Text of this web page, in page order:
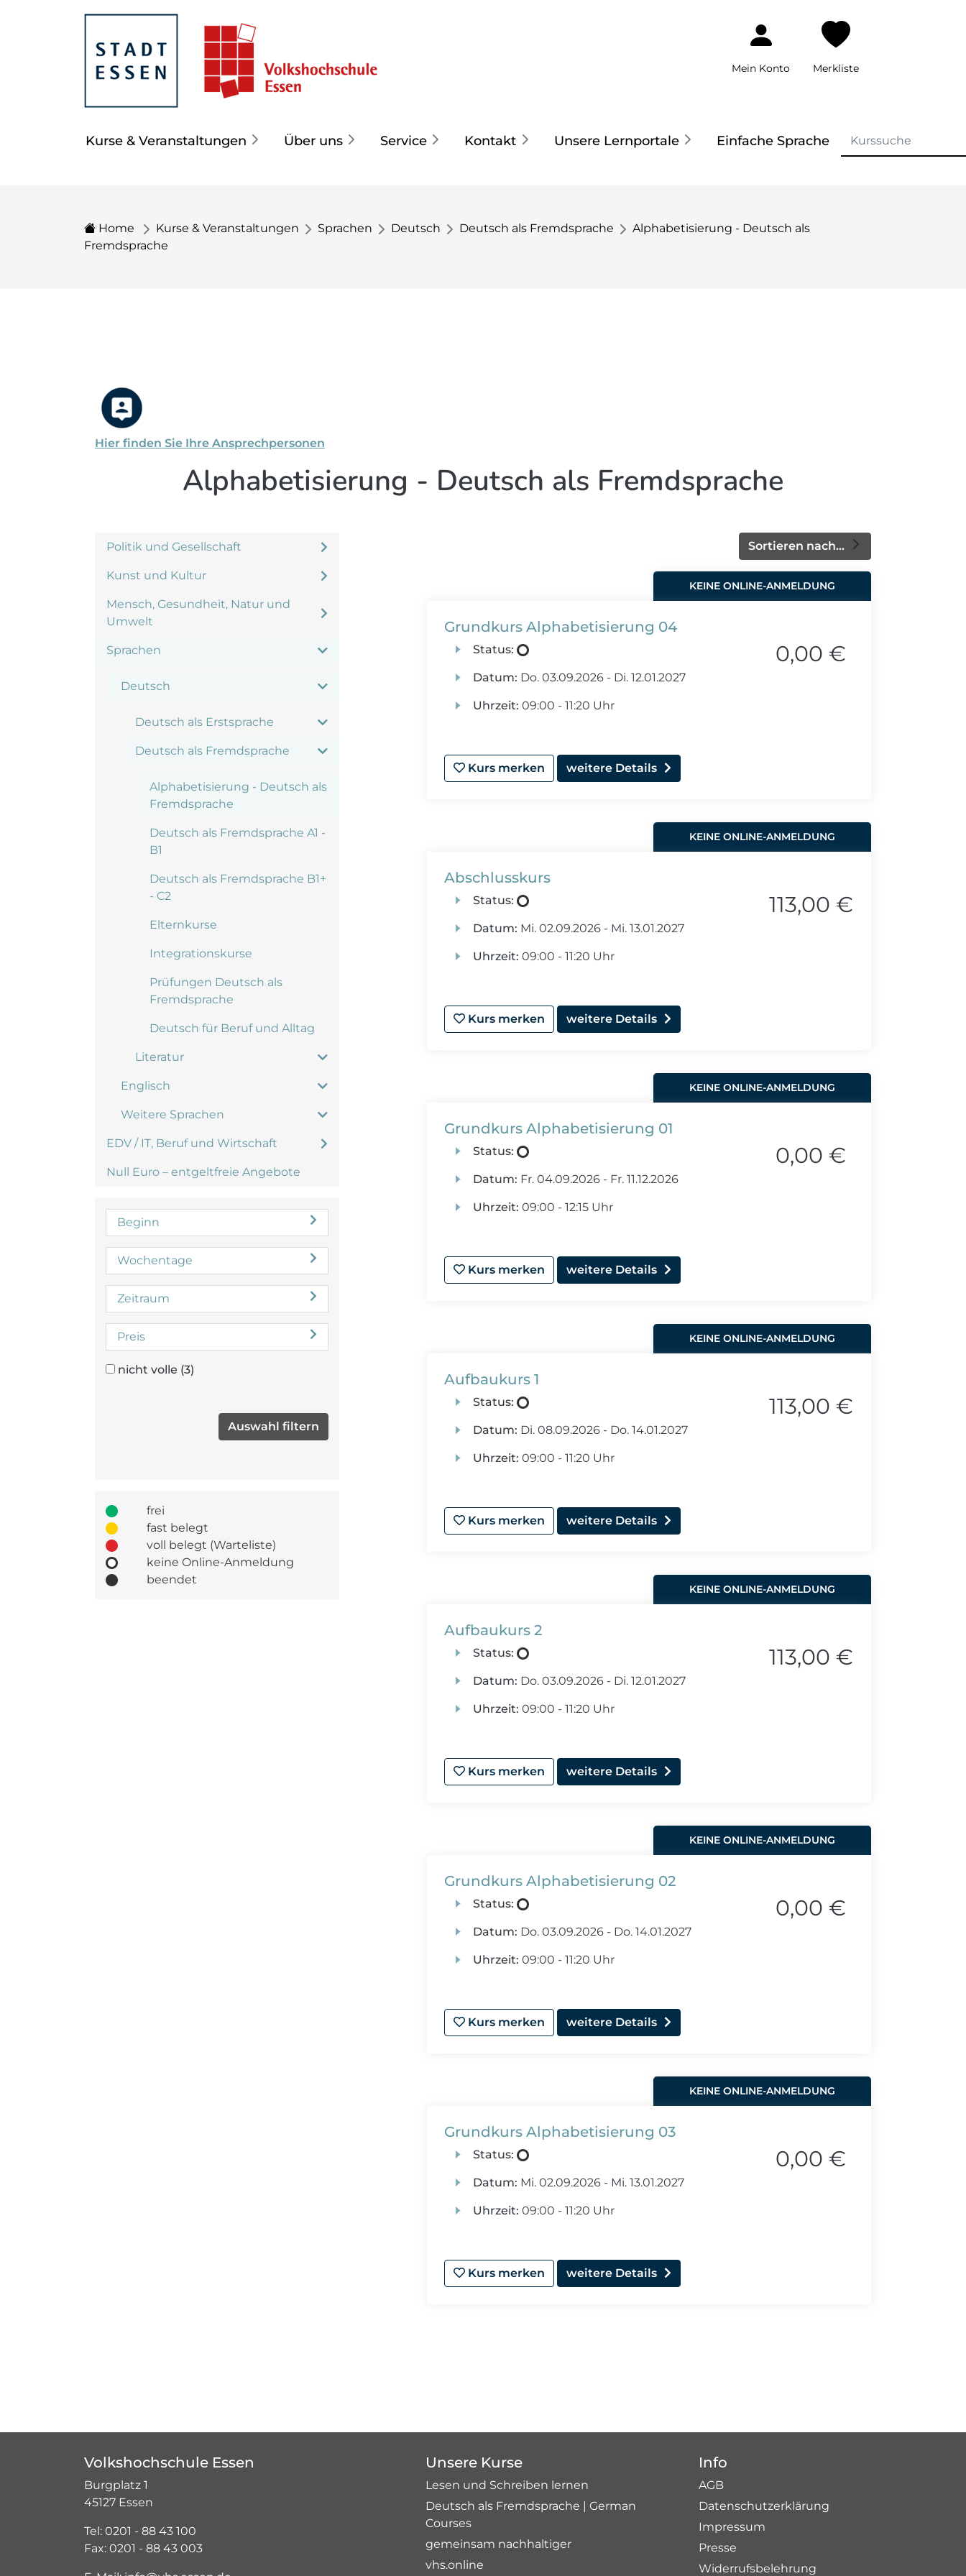
Mein Konto Merkliste
Kurse & Veranstaltungen Über uns Service Kontakt Unsere Lernportale Einfache Sprache
Home Kurse & Veranstaltungen Sprachen Deutsch Deutsch als Fremdsprache
Alphabetisierung - Deutsch als
Fremdsprache
Hier finden Sie Ihre Ansprechpersonen
Alphabetisierung - Deutsch als Fremdsprache
Politik und Gesellschaft
Kunst und Kultur
Mensch, Gesundheit, Natur und
Umwelt
Sprachen
Deutsch
Deutsch als Erstsprache
Deutsch als Fremdsprache
Alphabetisierung - Deutsch als
Fremdsprache
Deutsch als Fremdsprache A1 -
B1
Deutsch als Fremdsprache B1+
- C2
Elternkurse
Integrationskurse
Prüfungen Deutsch als
Fremdsprache
Deutsch für Beruf und Alltag
Literatur
Englisch
Weitere Sprachen
EDV / IT, Beruf und Wirtschaft
Null Euro – entgeltfreie Angebote
Beginn
Wochentage
Zeitraum
Preis
nicht volle (3)
frei
fast belegt
voll belegt (Warteliste)
keine Online-Anmeldung
beendet
Sortieren nach...
KEINE ONLINE-ANMELDUNG
Grundkurs Alphabetisierung 04
Status:
Datum: Do.03.09.2026 - Di.12.01.2027
Uhrzeit: 09:00 - 11:20 Uhr
0,00 €
Kurs merken weitere Details
KEINE ONLINE-ANMELDUNG
Abschlusskurs
Status:
Datum: Mi.02.09.2026 - Mi.13.01.2027
Uhrzeit: 09:00 - 11:20 Uhr
113,00 €
Kurs merken weitere Details
KEINE ONLINE-ANMELDUNG
Grundkurs Alphabetisierung 01
Status:
Datum: Fr.04.09.2026 - Fr.11.12.2026
Uhrzeit: 09:00 - 12:15 Uhr
0,00 €
Kurs merken weitere Details
KEINE ONLINE-ANMELDUNG
Aufbaukurs 1
Status:
Datum: Di.08.09.2026 - Do.14.01.2027
Uhrzeit: 09:00 - 11:20 Uhr
113,00 €
Kurs merken weitere Details
KEINE ONLINE-ANMELDUNG
Aufbaukurs 2
Status:
Datum: Do.03.09.2026 - Di.12.01.2027
Uhrzeit: 09:00 - 11:20 Uhr
113,00 €
Kurs merken weitere Details
KEINE ONLINE-ANMELDUNG
Grundkurs Alphabetisierung 02
Status:
Datum: Do.03.09.2026 - Do.14.01.2027
Uhrzeit: 09:00 - 11:20 Uhr
0,00 €
Kurs merken weitere Details
KEINE ONLINE-ANMELDUNG
Grundkurs Alphabetisierung 03
Status:
Datum: Mi.02.09.2026 - Mi.13.01.2027
Uhrzeit: 09:00 - 11:20 Uhr
0,00 €
Kurs merken weitere Details
Volkshochschule Essen
Burgplatz 1
45127 Essen
Tel: 0201 - 88 43 100
Fax: 0201 - 88 43 003
Unsere Kurse
Lesen und Schreiben lernen
Deutsch als Fremdsprache | German
Courses
gemeinsam nachhaltiger
vhs.online
Info
AGB
Datenschutzerklärung
Impressum
Presse
Widerrufsbelehrung